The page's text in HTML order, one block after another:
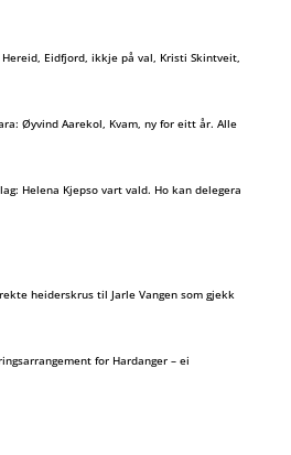
Eidfjord, ikkje på val, Kristi Skintveit,
Øyvind Aarekol, Kvam, ny for eitt år. Alle
Helena Kjepso vart vald. Ho kan delegera
heiderskrus til Jarle Vangen som gjekk
for Hardanger – ei